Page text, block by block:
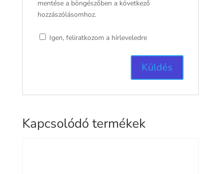
mentése a böngészőben a következő
hozzászólásomhoz.
Igen, feliratkozom a hírleveledre
Kapcsolódó termékek